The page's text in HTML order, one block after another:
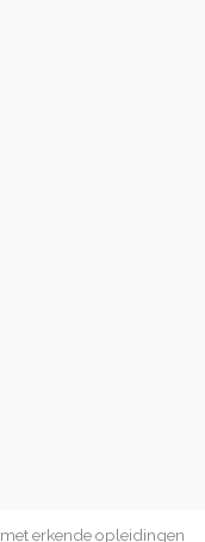
erkende opleidingen